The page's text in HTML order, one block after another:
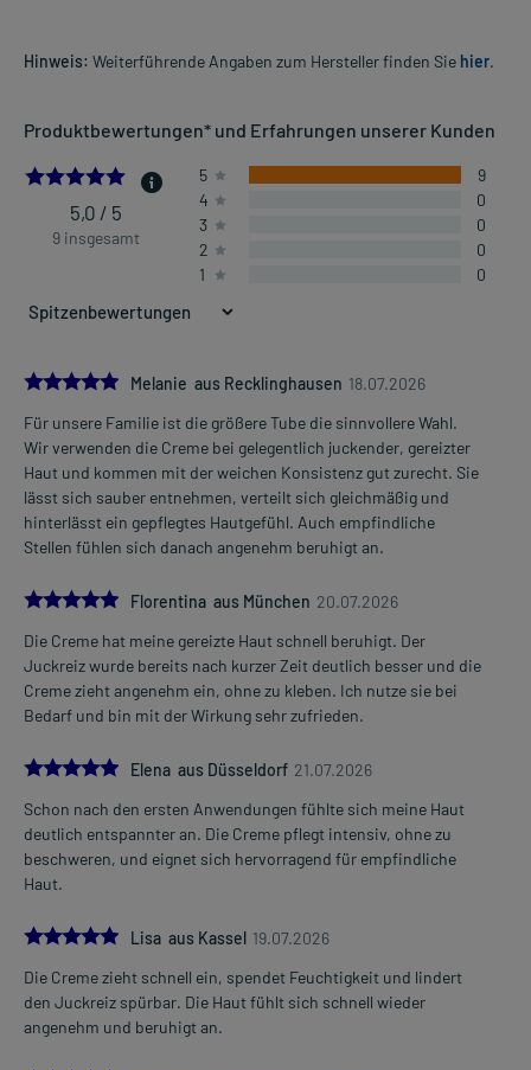
Hinweis: Weiterführende Angaben zum Hersteller finden Sie hier.
Produktbewertungen* und Erfahrungen unserer Kunden
5.0
5,0 / 5
9 insgesamt
5
9
4
0
3
0
2
0
1
0
5.0
Melanie aus Recklinghausen 18.07.2026
Für unsere Familie ist die größere Tube die sinnvollere Wahl.
Wir verwenden die Creme bei gelegentlich juckender, gereizter
Haut und kommen mit der weichen Konsistenz gut zurecht. Sie
lässt sich sauber entnehmen, verteilt sich gleichmäßig und
hinterlässt ein gepflegtes Hautgefühl. Auch empfindliche
Stellen fühlen sich danach angenehm beruhigt an.
5.0
Florentina aus München 20.07.2026
Die Creme hat meine gereizte Haut schnell beruhigt. Der
Juckreiz wurde bereits nach kurzer Zeit deutlich besser und die
Creme zieht angenehm ein, ohne zu kleben. Ich nutze sie bei
Bedarf und bin mit der Wirkung sehr zufrieden.
5.0
Elena aus Düsseldorf 21.07.2026
Schon nach den ersten Anwendungen fühlte sich meine Haut
deutlich entspannter an. Die Creme pflegt intensiv, ohne zu
beschweren, und eignet sich hervorragend für empfindliche
Haut.
5.0Lisa aus Kassel 19.07.2026
Die Creme zieht schnell ein, spendet Feuchtigkeit und lindert
den Juckreiz spürbar. Die Haut fühlt sich schnell wieder
angenehm und beruhigt an.